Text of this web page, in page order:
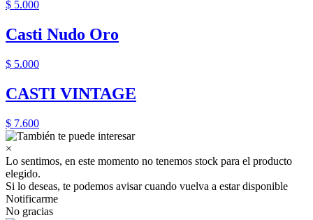
$ 5.000
Casti Nudo Oro
$ 5.000
CASTI VINTAGE
$ 7.600
×
Lo sentimos, en este momento no tenemos stock para el producto
elegido.
Si lo deseas, te podemos avisar cuando vuelva a estar disponible
Notificarme
No gracias